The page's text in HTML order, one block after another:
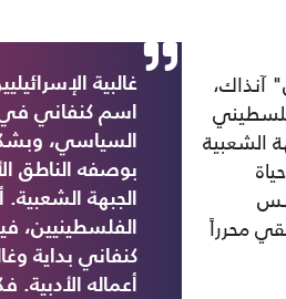
غالبية
اسم كنفاني
السياسي،
بوصفه الناطق
الجبهة الشعبية.
الفلسطينيين،
كنفاني بداية
أعماله الأدبية.
آنذاك،
الشعبية
حين أسس
محرراً